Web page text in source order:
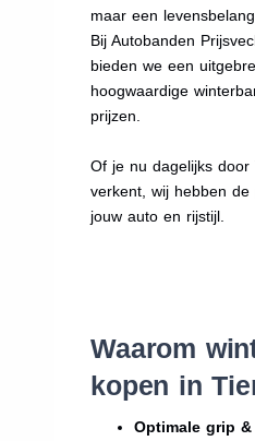
maar een
Bij Autobanden
bieden we een
hoogwaardige
prijzen.
Of je nu dagelijks
verkent, wij hebben
jouw auto en rijstijl.
Waarom
kopen in
Optimale grip